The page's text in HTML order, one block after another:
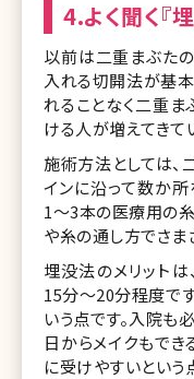
4.よく聞く『
以前は二重まぶた
入れる切開法が基
れることなく二重
ける人が増えてきて
施術方法としては、
インに沿って数か所
1〜3本の医療用の
や糸の通し方でさま
埋没法のメリット
15分～20分程度で
いう点です。入院も
日からメイクもで
に受けやすいという